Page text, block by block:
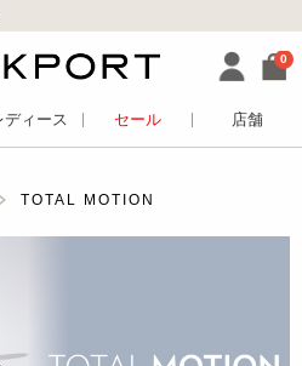
0
ディース セール 店舗
TOTAL MOTION